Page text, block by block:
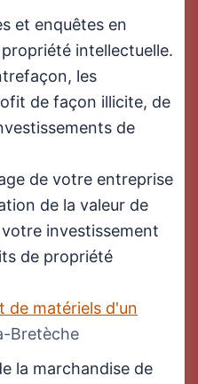
et enquêtes en
intellectuelle.
les
de façon illicite, de
de
de votre entreprise
de la valeur de
investissement
de propriété
de matériels d'un
Bretèche
la marchandise de